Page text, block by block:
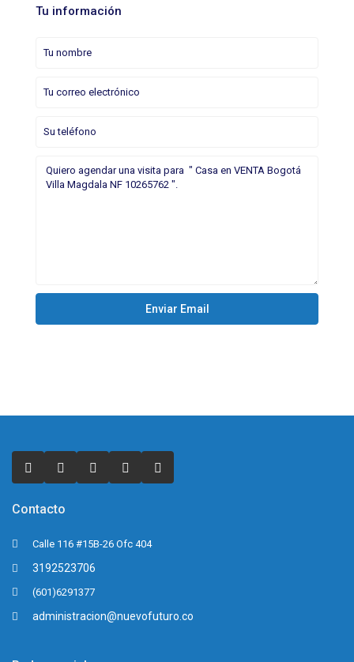
Tu información
Contacto
Calle 116 #15B-26 Ofc 404
3192523706
(601)6291377
administracion@nuevofuturo.co